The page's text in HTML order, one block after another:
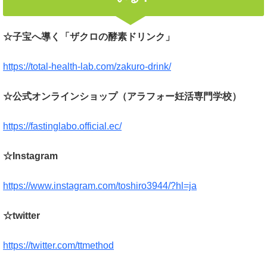
☆子宝へ導く「ザクロの酵素ドリンク」
https://total-health-lab.com/zakuro-drink/
☆公式オンラインショップ（アラフォー妊活専門学校）
https://fastinglabo.official.ec/
☆Instagram
https://www.instagram.com/toshiro3944/?hl=ja
☆twitter
https://twitter.com/ttmethod